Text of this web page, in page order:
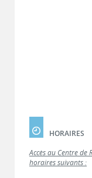
HORAIRES
Accès au Centre de
horaires suivants :